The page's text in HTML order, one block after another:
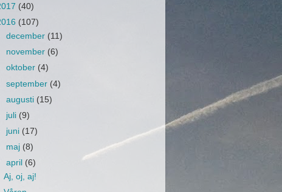
(40)
(107)
december (11)
november (6)
oktober (4)
september (4)
augusti (15)
juli (9)
juni (17)
maj (8)
april (6)
Aj, oj, aj!